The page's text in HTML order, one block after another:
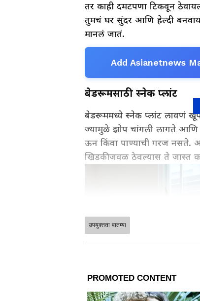
तर काही दमटपणा टिकवून
तुमचं घर सुंदर आणि हेल्दी
मानलं जातं.
Add Asianetnews
बेडरूमसाठी स्नेक प्लांट
बेडरूममध्ये स्नेक प्लांट लावणं खूप
ज्यामुळे झोप चांगली लागते आणि
ऊन किंवा पाण्याची गरज नसते.
खिडकीजवळ ठेवल्यास ते जास्त
ABOUT THE AUTHOR
उपयुक्तता बातम्या